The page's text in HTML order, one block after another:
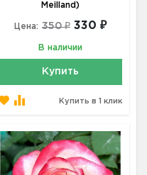
Meilland)
Цена: 350 ₽ 330 ₽
В наличии
Купить
Купить в 1 клик